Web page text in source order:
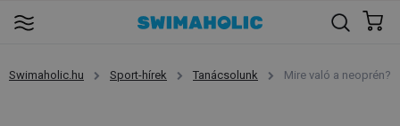
Swimaholic.hu Sport-hírek Tanácsolunk Mire való a neoprén?